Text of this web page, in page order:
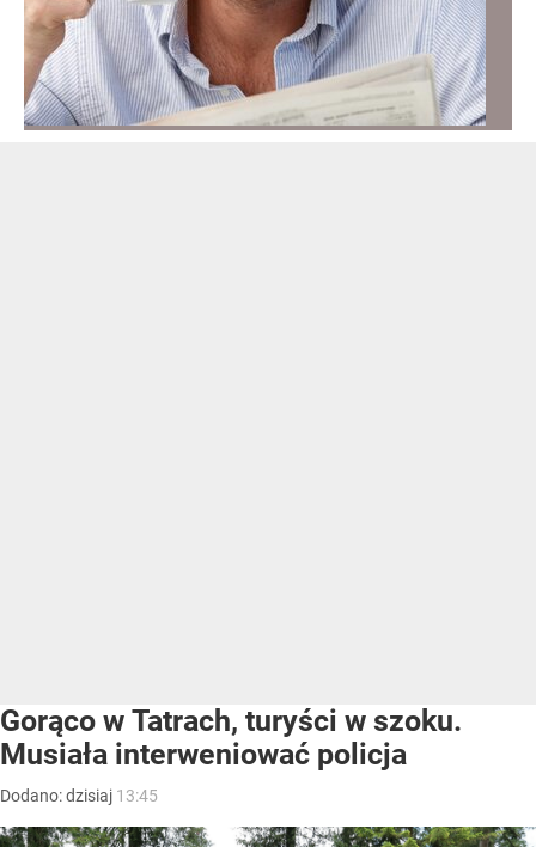
Gorąco w Tatrach, turyści w szoku.
Musiała interweniować policja
Dodano:dzisiaj 13:45